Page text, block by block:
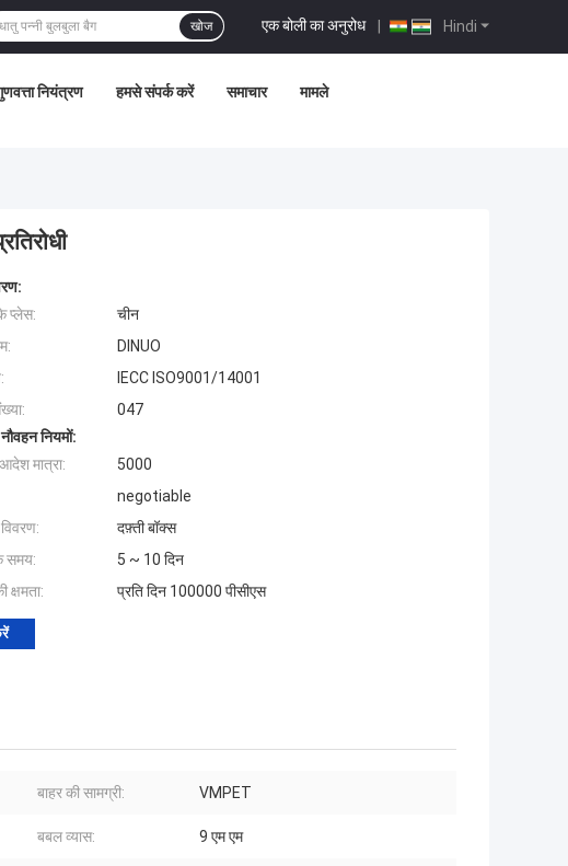
Hindi
एक बोली का अनुरोध |
खोज
नियंत्रण हमसे संपर्क करें समाचार मामले
प्लेस:
चीन
DINUO
IECC ISO9001/14001
047
नियमों:
मात्रा:
5000
negotiable
दफ़्ती बॉक्स
समय:
5 ~ 10 दिन
क्षमता:
प्रति दिन 100000 पीसीएस
बाहर की सामग्री: VMPET
बबल व्यास: 9 एम एम